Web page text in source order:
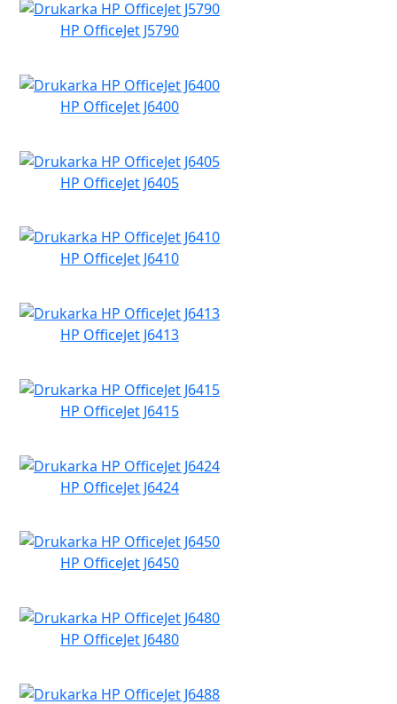
HP OfficeJet J5790
HP OfficeJet J6400
HP OfficeJet J6405
HP OfficeJet J6410
HP OfficeJet J6413
HP OfficeJet J6415
HP OfficeJet J6424
HP OfficeJet J6450
HP OfficeJet J6480